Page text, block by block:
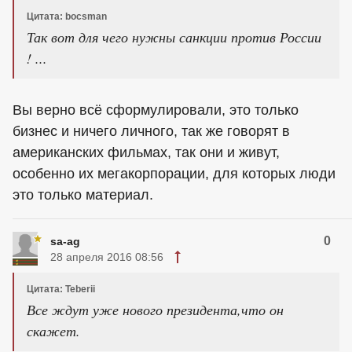
Цитата: bocsman
Так вот для чего нужны санкции против России
! ...
Вы верно всё сформулировали, это только
бизнес и ничего личного, так же говорят в
американских фильмах, так они и живут,
особенно их мегакорпорации, для которых люди
это только материал.
sa-ag 0
28 апреля 2016 08:56
Цитата: Teberii
Все ждут уже нового президента,что он
скажет.